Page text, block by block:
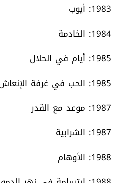
1983: أيوب
1984: الخادمة
1985: أيام في الحلال
1985: الحب في غرفة الإنعاش
1987: موعد مع القدر
1987: الشرابية
1988: الأوهام